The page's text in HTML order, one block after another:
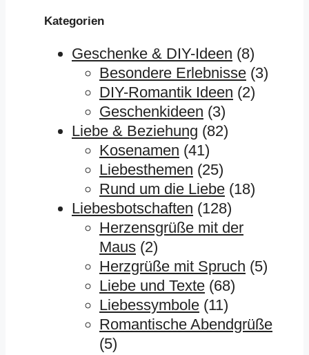
Kategorien
Geschenke & DIY-Ideen (8)
Besondere Erlebnisse (3)
DIY-Romantik Ideen (2)
Geschenkideen (3)
Liebe & Beziehung (82)
Kosenamen (41)
Liebesthemen (25)
Rund um die Liebe (18)
Liebesbotschaften (128)
Herzensgrüße mit der
Maus (2)
Herzgrüße mit Spruch (5)
Liebe und Texte (68)
Liebessymbole (11)
Romantische Abendgrüße
(5)